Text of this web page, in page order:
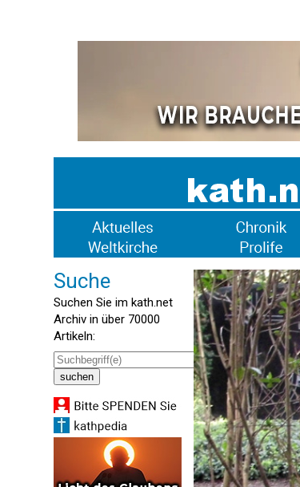
Suche
Suchen Sie im kath.net
Archiv in über 70000
Artikeln: